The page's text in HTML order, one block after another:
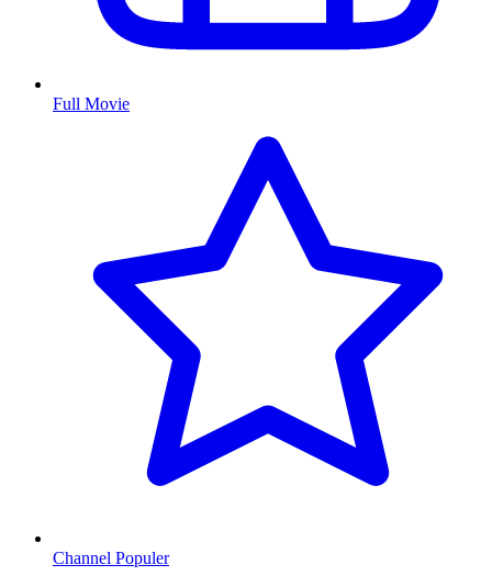
Full Movie
Channel Populer